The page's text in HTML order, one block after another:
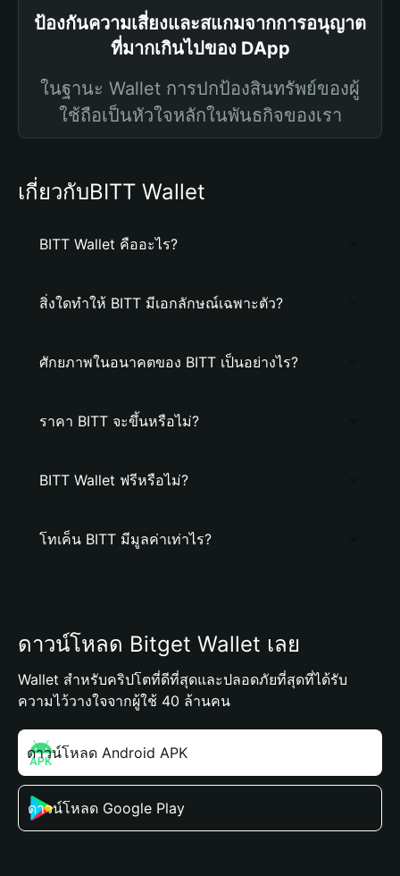
ป้องกันความเสี่ยงและสแกมจากการอนุญาต
ที่มากเกินไปของ DApp
ในฐานะ Wallet การปกป้องสินทรัพย์ของผู้
ใช้ถือเป็นหัวใจหลักในพันธกิจของเรา
เกี่ยวกับBITT Wallet
BITT Wallet คืออะไร?
สิ่งใดทำให้ BITT มีเอกลักษณ์เฉพาะตัว?
ศักยภาพในอนาคตของ BITT เป็นอย่างไร?
ราคา BITT จะขึ้นหรือไม่?
BITT Wallet ฟรีหรือไม่?
โทเค็น BITT มีมูลค่าเท่าไร?
ดาวน์โหลด Bitget Wallet เลย
Wallet สำหรับคริปโตที่ดีที่สุดและปลอดภัยที่สุดที่ได้รับ
ความไว้วางใจจากผู้ใช้ 40 ล้านคน
ดาวน์โหลด Android APK
ดาวน์โหลด Google Play